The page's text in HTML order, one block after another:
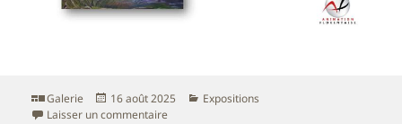
Format
Galerie
Publié
le
16 août 2025 Catégories
Expositions
Laisser un commentairesur EXPOSITION Points de vues à St Florent le